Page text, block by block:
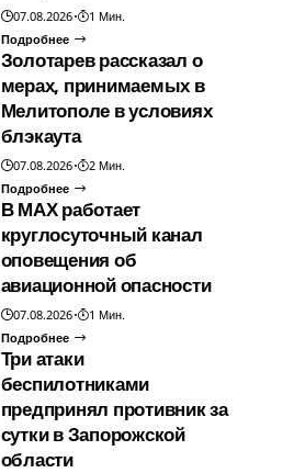
07.08.2026
1 Мин.
Подробнее
Золотарев рассказал о
мерах, принимаемых в
Мелитополе в условиях
блэкаута
07.08.2026
2 Мин.
Подробнее
В МАХ работает
круглосуточный канал
оповещения об
авиационной опасности
07.08.2026
1 Мин.
Подробнее
Три атаки
беспилотниками
предпринял противник за
сутки в Запорожской
области